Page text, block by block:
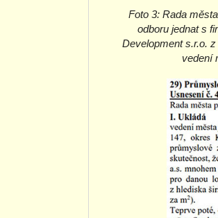
Foto 3: Rada
odboru jednat s
Development s.r.o.
vedení